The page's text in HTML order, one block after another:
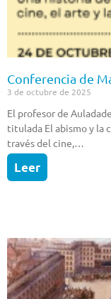
Conferencia de
3 de octubre de 2025
El profesor de
titulada El abismo y la
través del cine,…
Leer